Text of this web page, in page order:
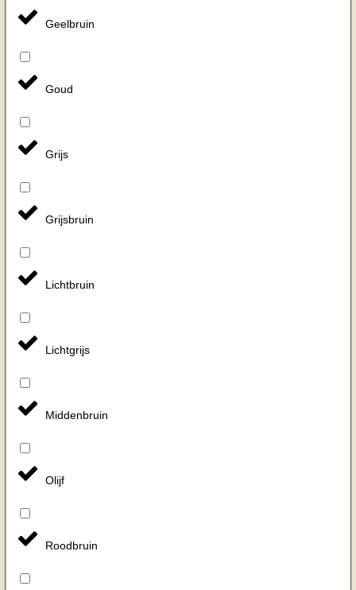
Geelbruin
Goud
Grijs
Grijsbruin
Lichtbruin
Lichtgrijs
Middenbruin
Olijf
Roodbruin